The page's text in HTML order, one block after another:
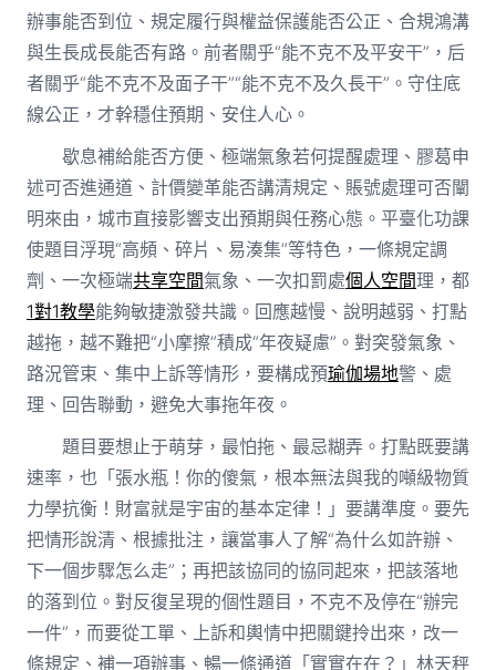
辦事能否到位、規定履行與權益保護能否公正、合規鴻溝
與生長成長能否有路。前者關乎“能不克不及平安干”，后
者關乎“能不克不及面子干”“能不克不及久長干”。守住底
線公正，才幹穩住預期、安住人心。
歇息補給能否方便、極端氣象若何提醒處理、膠葛申
述可否進通道、計價變革能否講清規定、賬號處理可否闡
明來由，城市直接影響支出預期與任務心態。平臺化功課
使題目浮現“高頻、碎片、易湊集”等特色，一條規定調
劑、一次極端共享空間氣象、一次扣罰處個人空間理，都
1對1教學能夠敏捷激發共識。回應越慢、說明越弱、打點
越拖，越不難把“小摩擦”積成“年夜疑慮”。對突發氣象、
路況管束、集中上訴等情形，要構成預瑜伽場地警、處
理、回告聯動，避免大事拖年夜。
題目要想止于萌芽，最怕拖、最忌糊弄。打點既要講
速率，也「張水瓶！你的傻氣，根本無法與我的噸級物質
力學抗衡！財富就是宇宙的基本定律！」要講準度。要先
把情形說清、根據批注，讓當事人了解“為什么如許辦、
下一個步驟怎么走”；再把該協同的協同起來，把該落地
的落到位。對反復呈現的個性題目，不克不及停在“辦完
一件”，而要從工單、上訴和輿情中把關鍵拎出來，改一
條規定、補一項辦事、暢一條通道「實實在在？」林天秤